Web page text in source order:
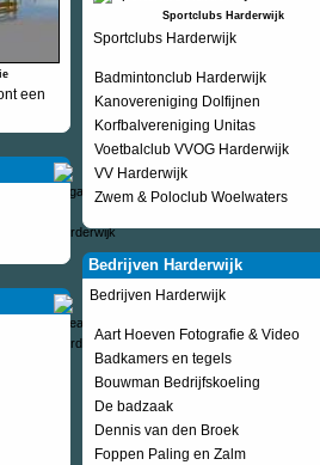
een
Sportclubs Harderwijk
Sportclubs Harderwijk
Badmintonclub Harderwijk
Kanovereniging Dolfijnen
Korfbalvereniging Unitas
Voetbalclub VVOG Harderwijk
VV Harderwijk
Zwem & Poloclub Woelwaters
Bedrijven Harderwijk
Bedrijven Harderwijk
Aart Hoeven Fotografie & Video
Badkamers en tegels
Bouwman Bedrijfskoeling
De badzaak
Dennis van den Broek
Foppen Paling en Zalm